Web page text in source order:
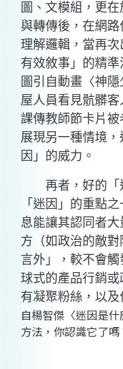
圖、文模組，更
與轉傳後，在網
理解邏輯，當再
有效敘事」的精
圖引自動畫〈神
屋人員看見骯髒
課傳教師節卡片被
展現另一種情境
因」的威力。
再者，好的「
「迷因」的重點
息能讓其認同者
方（如政治的敵
言外」，較不會
球式的產品行銷
有凝聚粉絲，以及
自楊智傑〈迷因是
方法，你認識它了嗎